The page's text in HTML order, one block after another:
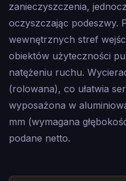
zanieczyszczenia,
oczyszczając podeszwy.
wewnętrznych stref
obiektów użyteczności
natężeniu ruchu.
(rolowana), co ułatwia
wyposażona w
mm (wymagana
podane netto.